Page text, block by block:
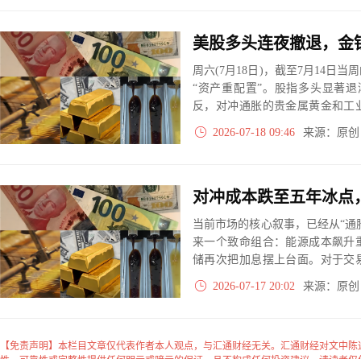
周六(7月18日)，截至7月14日当
“资产重配置”。股指多头显著
反，对冲通胀的贵金属黄金和
产品市场出现大规模的“空头逃
期正在发生微妙逆转。
2026-07-18 09:46 来源：原
当前市场的核心叙事，已经从“
来一个致命组合：能源成本飙升
储再次把加息摆上台面。对于交
息资产受压的三重奏。
2026-07-17 20:02 来源：原
【免责声明】本栏目文章仅代表作者本人观点，与汇通财经无关。汇通财经对文中